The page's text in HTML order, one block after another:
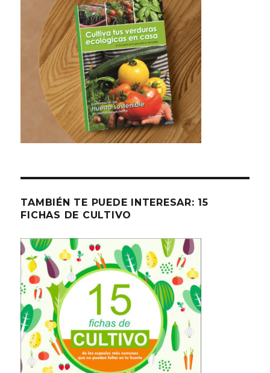
TAMBIÉN TE PUEDE INTERESAR: 15
FICHAS DE CULTIVO